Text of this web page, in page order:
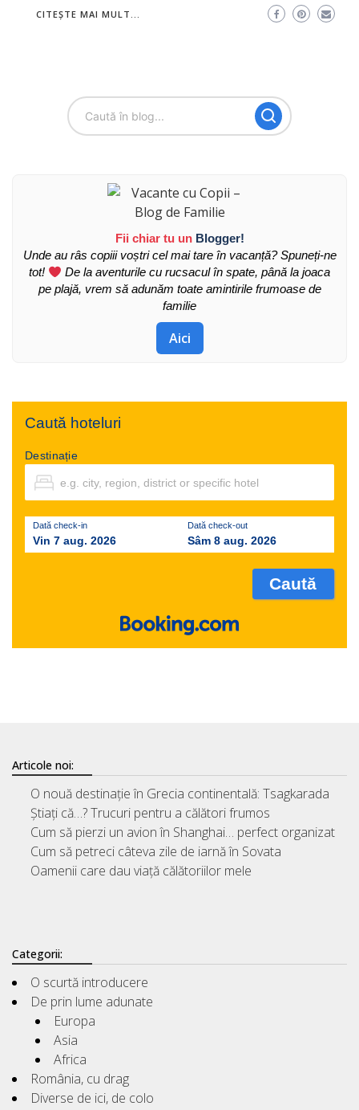
CITEȘTE MAI MULT...
Fii chiar tu un Blogger!
Unde au râs copiii voștri cel mai tare în vacanță? Spuneți-ne
tot!
De la aventurile cu rucsacul în spate, până la joaca
pe plajă, vrem să adunăm toate amintirile frumoase de
familie
Aici
Caută hoteluri
Destinație
Dată check-in
Vin 7 aug. 2026
Dată check-out
Sâm 8 aug. 2026
Articole noi:
O nouă destinație în Grecia continentală: Tsagkarada
Știați că…? Trucuri pentru a călători frumos
Cum să pierzi un avion în Shanghai… perfect organizat
Cum să petreci câteva zile de iarnă în Sovata
Oamenii care dau viață călătoriilor mele
Categorii:
O scurtă introducere
De prin lume adunate
Europa
Asia
Africa
România, cu drag
Diverse de ici, de colo